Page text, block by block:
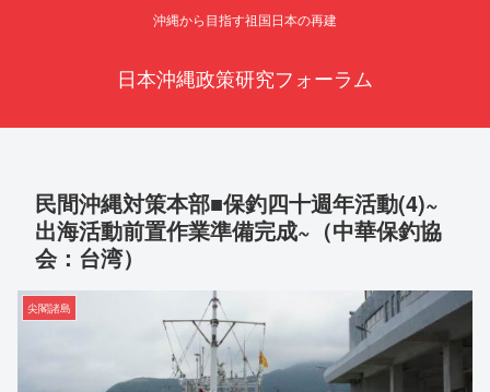
沖縄から目指す祖国日本の再建
日本沖縄政策研究フォーラム
民間沖縄対策本部■保釣四十週年活動(4)~
出海活動前置作業準備完成~（中華保釣協
会：台湾）
尖閣諸島